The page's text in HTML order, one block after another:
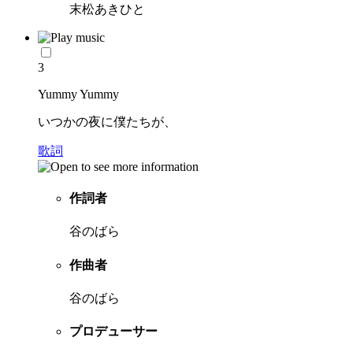
末松あきひと
3
Yummy Yummy
いつかの夜に僕たちが、
歌詞
作詞者
谷のばら
作曲者
谷のばら
プロデューサー